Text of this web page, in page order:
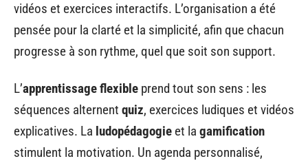
vidéos et exercices interactifs. L’organisation a été
pensée pour la clarté et la simplicité, afin que chacun
progresse à son rythme, quel que soit son support.
L’apprentissage flexible prend tout son sens : les
séquences alternent quiz, exercices ludiques et vidéos
explicatives. La ludopédagogie et la gamification
stimulent la motivation. Un agenda personnalisé,